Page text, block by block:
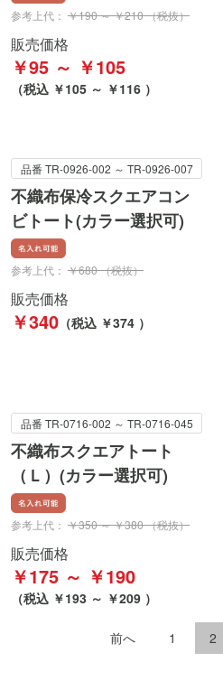
参考上代： ￥190 ～ ￥210 （税抜）
販売価格
￥95 ～ ￥105
（税込 ￥105 ～ ￥116 ）
品番 TR-0926-002 ～ TR-0926-007
不織布保冷スクエアコン
ビトート(カラー選択可)
参考上代： ￥680 （税抜）
販売価格
￥340 （税込 ￥374 ）
品番 TR-0716-002 ～ TR-0716-045
不織布スクエアトート
（Ｌ）(カラー選択可)
参考上代： ￥350 ～ ￥380 （税抜）
販売価格
￥175 ～ ￥190
（税込 ￥193 ～ ￥209 ）
前へ 1 2